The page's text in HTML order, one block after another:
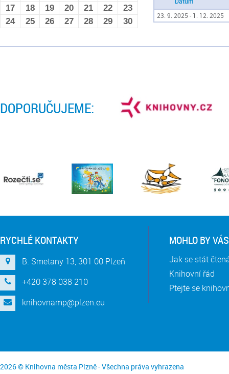
23. 9. 2025 - 1. 12. 2025
17
18 19 20 21 22
23
24
25 26 27 28 29 30
DOPORUČUJEME:
RYCHLÉ KONTAKTY
B. Smetany 13, 301 00 Plzeň
+420 378 038 210
knihovnamp@plzen.eu
MOHLO BY
Jak se stát
Knihovní řád
Ptejte se
2026 © Knihovna města Plzně - Všechna práva vyhrazena